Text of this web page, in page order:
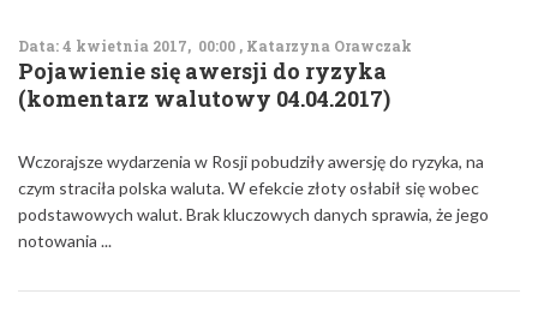
Data: 4 kwietnia 2017, 00:00 , Katarzyna Orawczak
Pojawienie się awersji do ryzyka
(komentarz walutowy 04.04.2017)
Wczorajsze wydarzenia w Rosji pobudziły awersję do ryzyka, na
czym straciła polska waluta. W efekcie złoty osłabił się wobec
podstawowych walut. Brak kluczowych danych sprawia, że jego
notowania ...